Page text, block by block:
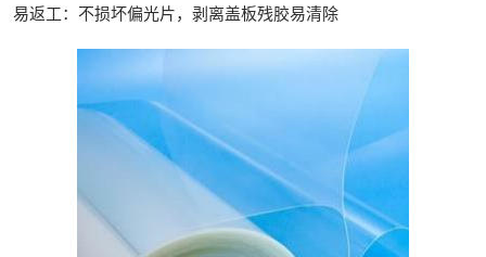
易返⼯：不损坏偏光⽚，剥离盖板残胶易清除